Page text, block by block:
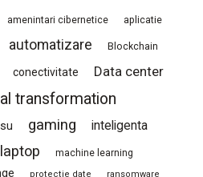
amenintari cibernetice aplicatie
automatizare Blockchain
conectivitate Data center
transformation
gaming
inteligenta
laptop machine learning
protectie date ransomware